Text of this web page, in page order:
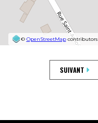
© OpenStreetMapcontributors
SUIVANT